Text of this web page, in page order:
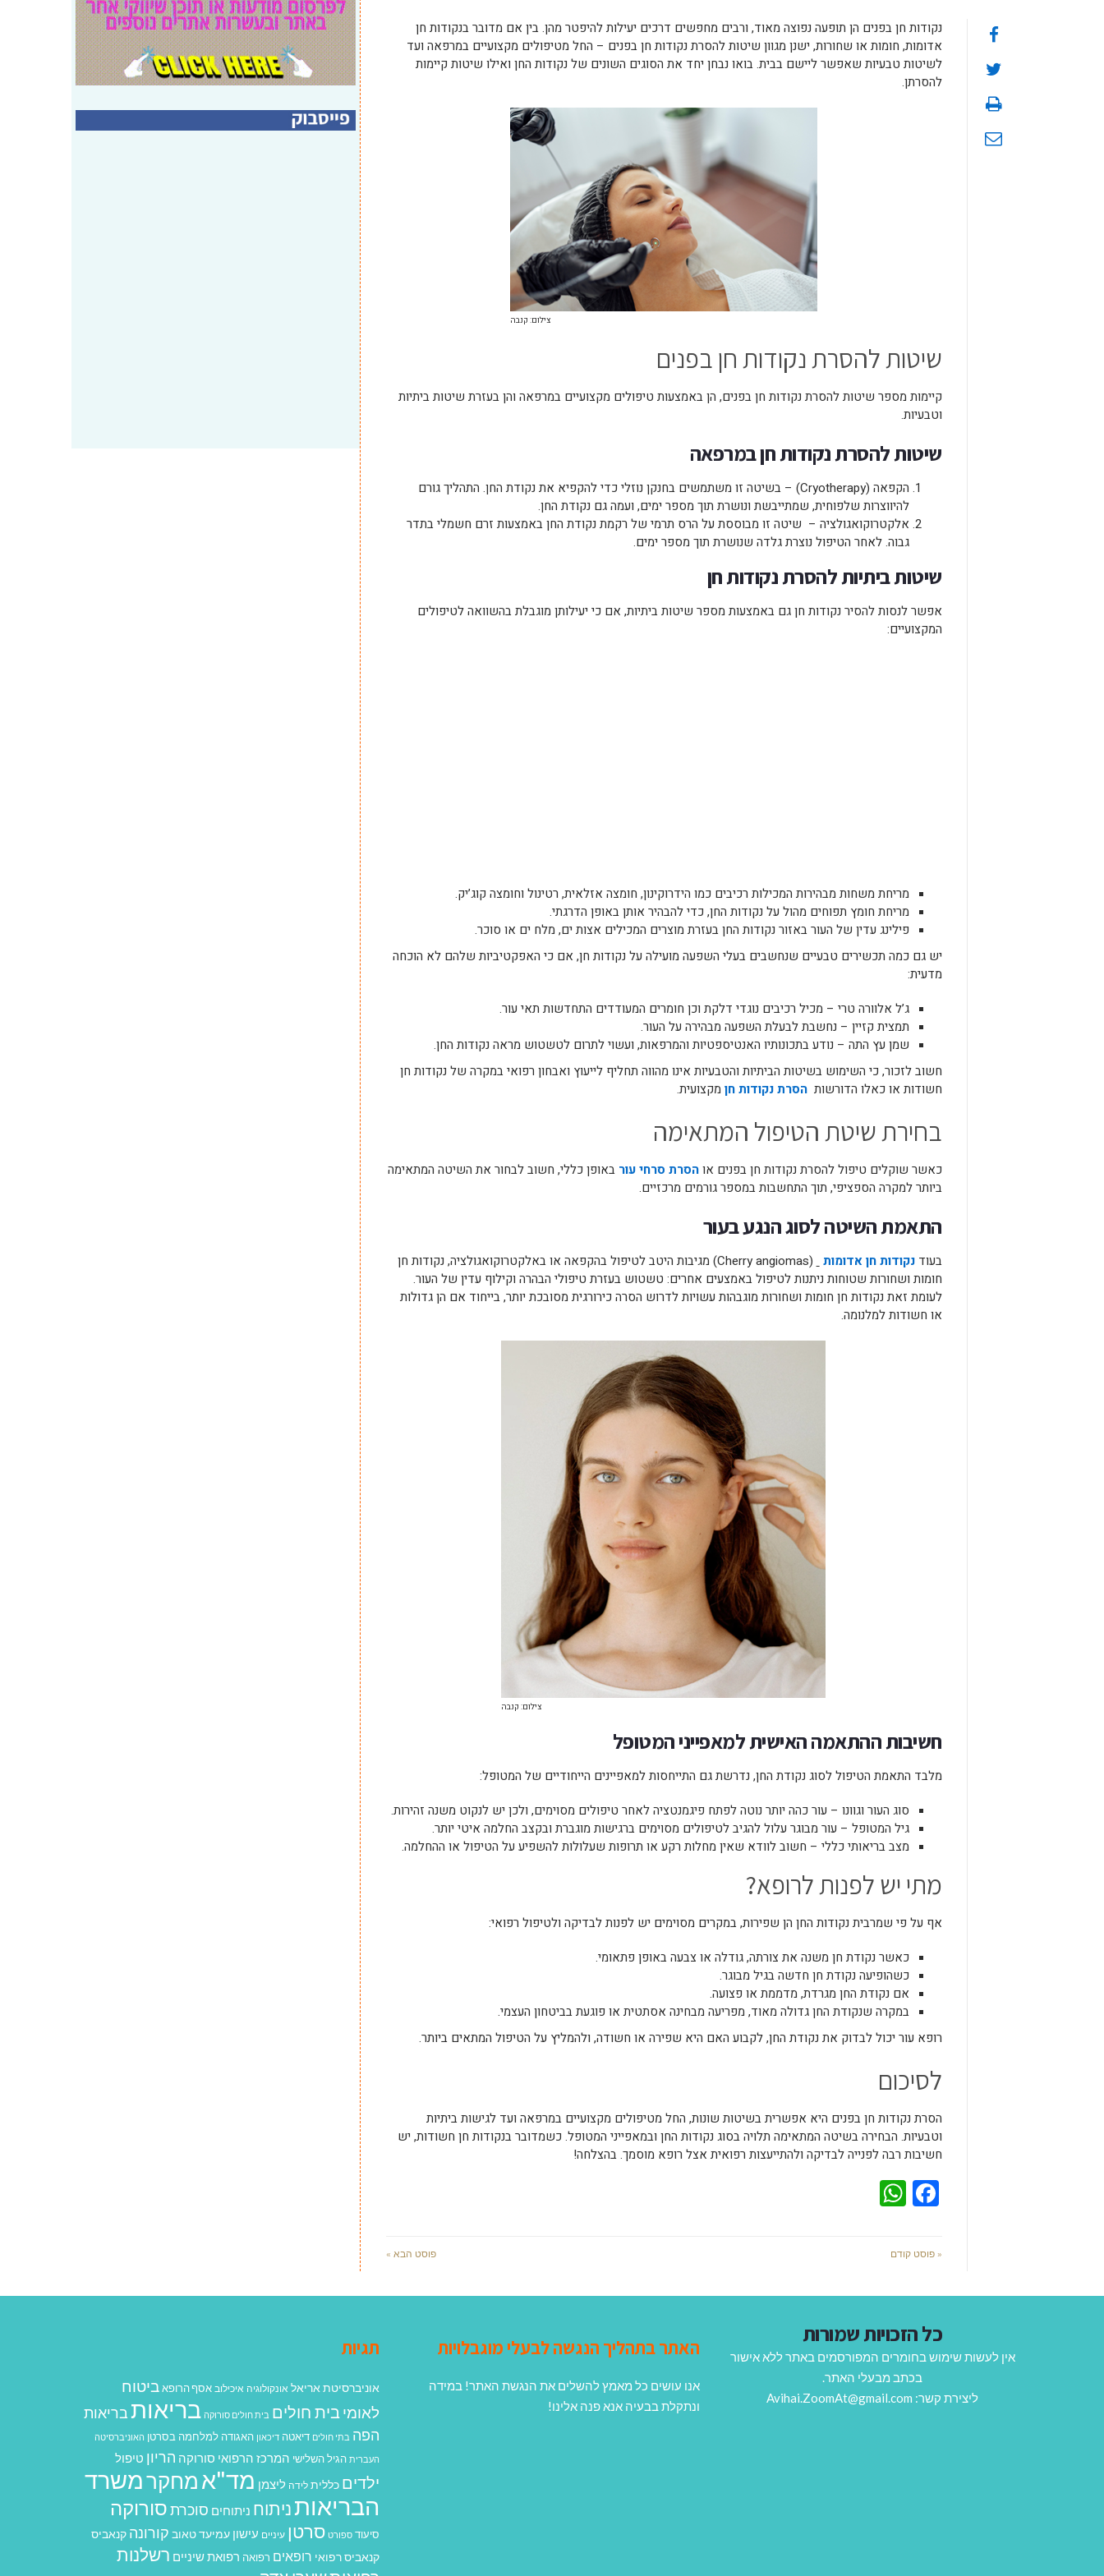
נקודות חן בפנים הן תופעה נפוצה מאוד, ורבים מחפשים דרכים יעילות להיפטר מהן. בין אם מדובר בנקודות חן
אדומות, חומות או שחורות, ישנן מגוון שיטות להסרת נקודות חן בפנים – החל מטיפולים מקצועיים במרפאה ועד
לשיטות טבעיות שאפשר ליישם בבית. בואו נבחן יחד את הסוגים השונים של נקודות החן ואילו שיטות קיימות
להסרתן.
צילום: קנבה
שיטות להסרת נקודות חן בפנים
קיימות מספר שיטות להסרת נקודות חן בפנים, הן באמצעות טיפולים מקצועיים במרפאה והן בעזרת שיטות ביתיות
וטבעיות.
שיטות להסרת נקודות חן במרפאה
הקפאה (Cryotherapy) – בשיטה זו משתמשים בחנקן נוזלי כדי להקפיא את נקודת החן. התהליך גורם
להיווצרות שלפוחית, שמתייבשת ונושרת תוך מספר ימים, ועמה גם נקודת החן.
אלקטרוקואגולציה – שיטה זו מבוססת על הרס תרמי של רקמת נקודת החן באמצעות זרם חשמלי בתדר
גבוה. לאחר הטיפול נוצרת גלדה שנושרת תוך מספר ימים.
שיטות ביתיות להסרת נקודות חן
אפשר לנסות להסיר נקודות חן גם באמצעות מספר שיטות ביתיות, אם כי יעילותן מוגבלת בהשוואה לטיפולים
המקצועיים:
מריחת משחות מבהירות המכילות רכיבים כמו הידרוקינון, חומצה אזלאית, רטינול וחומצה קוג’יק.
מריחת חומץ תפוחים מהול על נקודות החן, כדי להבהיר אותן באופן הדרגתי.
פילינג עדין של העור באזור נקודות החן בעזרת מוצרים המכילים אצות ים, מלח ים או סוכר.
יש גם כמה תכשירים טבעיים שנחשבים בעלי השפעה מועילה על נקודות חן, אם כי האפקטיביות שלהם לא הוכחה
מדעית:
ג’ל אלוורה טרי – מכיל רכיבים נוגדי דלקת וכן חומרים המעודדים התחדשות תאי עור.
תמצית קזיין – נחשבת לבעלת השפעה מבהירה על העור.
שמן עץ התה – נודע בתכונותיו האנטיספטיות והמרפאות, ועשוי לתרום לטשטוש מראה נקודות החן.
חשוב לזכור, כי השימוש בשיטות הביתיות והטבעיות אינו מהווה תחליף לייעוץ ואבחון רפואי במקרה של נקודות חן
חשודות או כאלו הדורשותהסרת נקודות חן מקצועית.
בחירת שיטת הטיפול המתאימה
כאשר שוקלים טיפול להסרת נקודות חן בפנים אוהסרת סרחי עור באופן כללי, חשוב לבחור את השיטה המתאימה
ביותר למקרה הספציפי, תוך התחשבות במספר גורמים מרכזיים.
התאמת השיטה לסוג הנגע בעור
בעודנקודות חן אדומות
(Cherry angiomas) מגיבות היטב לטיפול בהקפאה או באלקטרוקואגולציה, נקודות חן
חומות ושחורות שטוחות ניתנות לטיפול באמצעים אחרים: טשטוש בעזרת טיפולי הבהרה וקילוף עדין של העור.
לעומת זאת נקודות חן חומות ושחורות מוגבהות עשויות לדרוש הסרה כירורגית מסובכת יותר, בייחוד אם הן גדולות
או חשודות למלנומה.
צילום: קנבה
חשיבות ההתאמה האישית למאפייני המטופל
מלבד התאמת הטיפול לסוג נקודת החן, נדרשת גם התייחסות למאפיינים הייחודיים של המטופל:
סוג העור וגוונו – עור כהה יותר נוטה לפתח פיגמנטציה לאחר טיפולים מסוימים, ולכן יש לנקוט משנה זהירות.
גיל המטופל – עור מבוגר עלול להגיב לטיפולים מסוימים ברגישות מוגברת ובקצב החלמה איטי יותר.
מצב בריאותי כללי – חשוב לוודא שאין מחלות רקע או תרופות שעלולות להשפיע על הטיפול או ההחלמה.
מתי יש לפנות לרופא?
אף על פי שמרבית נקודות החן הן שפירות, במקרים מסוימים יש לפנות לבדיקה ולטיפול רפואי:
כאשר נקודת חן משנה את צורתה, גודלה או צבעה באופן פתאומי.
כשהופיעה נקודת חן חדשה בגיל מבוגר.
אם נקודת החן מגרדת, מדממת או פצועה.
במקרה שנקודת החן גדולה מאוד, מפריעה מבחינה אסתטית או פוגעת בביטחון העצמי.
רופא עור יכול לבדוק את נקודת החן, לקבוע האם היא שפירה או חשודה, ולהמליץ על הטיפול המתאים ביותר.
לסיכום
הסרת נקודות חן בפנים היא אפשרית בשיטות שונות, החל מטיפולים מקצועיים במרפאה ועד לגישות ביתיות
וטבעיות. הבחירה בשיטה המתאימה תלויה בסוג נקודות החן ובמאפייני המטופל. כשמדובר בנקודות חן חשודות, יש
חשיבות רבה לפנייה לבדיקה ולהתייעצות רפואית אצל רופא מוסמך. בהצלחה!
Facebook
« פוסט קודם פוסט הבא »
כל הזכויות שמורות
אין לעשות שימוש בחומרים המפורסמים באתר ללא אישור
בכתב מבעלי האתר.
ליצירת קשר: Avihai.ZoomAt@gmail.com
האתר בתהליך הנגשה לבעלי מוגבלויות
אנו עושים כל מאמץ להשלים את הנגשת האתר! במידה
ונתקלת בבעיה אנא פנה אלינו!
תגיות
אוניברסיטת אריאל אונקולוגיה איכילוב אסף הרופא ביטוח
לאומיבית חולים בית חולים סורוקה בריאותבריאות
הפה בתי חולים דיאטה דיכאון האגודה למלחמה בסרטן האוניברסיטה
העברית הגיל השלישי המרכז הרפואי סורוקה הריון טיפול
ילדים כללית לידה ליצמן מד"אמחקרמשרד
הבריאותניתוח ניתוחים סוכרתסורוקה
סיעוד ספורט סרטן עיניים עישון עמיעד טאוב קורונה קנאביס
קנאביס רפואי רופאים רפואה רפואת שיניים רשלנות